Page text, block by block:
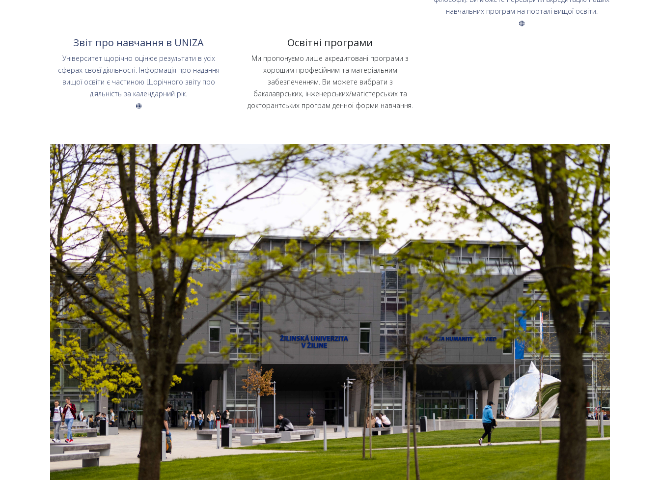
навчальних програм на порталі вищої освіти.
Звіт про навчання в UNIZA
Університет щорічно оцінює результати в усіх
сферах своєї діяльності. Інформація про надання
вищої освіти є частиною Щорічного звіту про
діяльність за календарний рік.
Освітні програми
Ми пропонуємо лише акредитовані програми з
хорошим професійним та матеріальним
забезпеченням. Ви можете вибрати з
бакалаврських, інженерських/магістерських та
докторантських програм денної форми навчання.